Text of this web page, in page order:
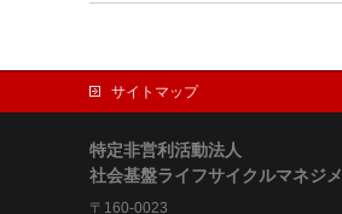
サイトマップ
特定非営利活動法人
社会基盤ライフサイクルマネジ
〒160-0023